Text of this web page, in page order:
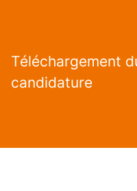
Téléchargement
candidature